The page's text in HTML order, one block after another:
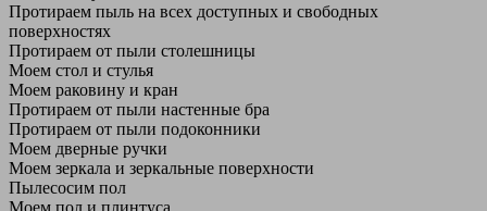
Протираем пыль на всех доступных и свободных
поверхностях
Протираем от пыли столешницы
Моем стол и стулья
Моем раковину и кран
Протираем от пыли настенные бра
Протираем от пыли подоконники
Моем дверные ручки
Моем зеркала и зеркальные поверхности
Пылесосим пол
Моем пол и плинтуса